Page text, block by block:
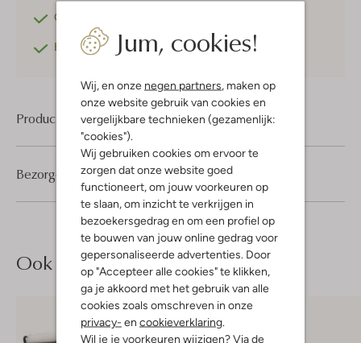
Jum, cookies!
Wij, en onze negen partners , maken op
onze website gebruik van cookies en
vergelijkbare technieken (gezamenlijk:
"cookies").
Wij gebruiken cookies om ervoor te
zorgen dat onze website goed
functioneert, om jouw voorkeuren op
te slaan, om inzicht te verkrijgen in
bezoekersgedrag en om een profiel op
te bouwen van jouw online gedrag voor
gepersonaliseerde advertenties. Door
op "Accepteer alle cookies" te klikken,
ga je akkoord met het gebruik van alle
cookies zoals omschreven in onze
privacy- en cookieverklaring
Wil je je voorkeuren wijzigen? Via de
Gratis retourneren
Betaal achterafmet Klarna
Product informatie
Bezorgen & retourneren
Ook iets voor jou?